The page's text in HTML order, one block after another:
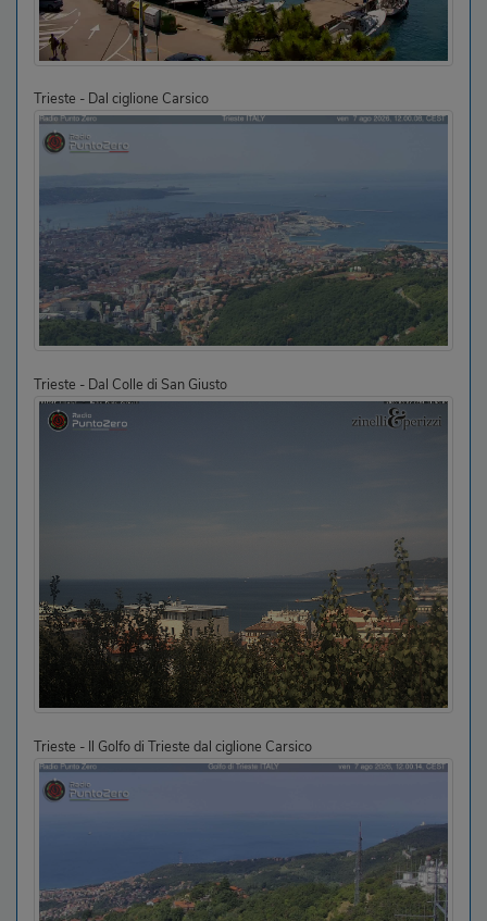
Trieste - Dal ciglione Carsico
Trieste - Dal Colle di San Giusto
Trieste - Il Golfo di Trieste dal ciglione Carsico